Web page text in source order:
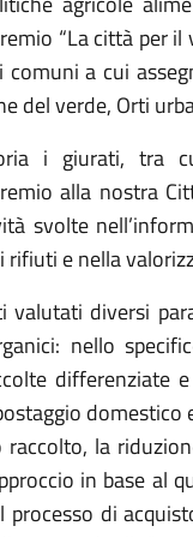
“La città per il
a cui
del verde, Orti
i giurati, tra
alla nostra
svolte
e nella
diversi
nello
differenziate
la
in base al
di